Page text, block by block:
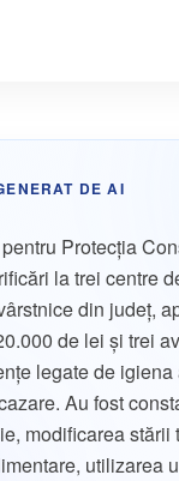
DE AI
Protecția
la trei centre
din județ,
de lei și trei
legate de
Au fost
modificarea stării
utilizarea